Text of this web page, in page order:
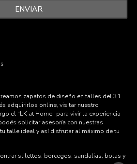
ENVIAR
zapatos de diseño en talles del 31
adquirirlos online, visitar nuestro
el “LK at Home” para vivir la experiencia
solicitar asesoría con nuestras
talle ideal y así disfrutar al máximo de tu
stilettos, borcegos, sandalias, botas y